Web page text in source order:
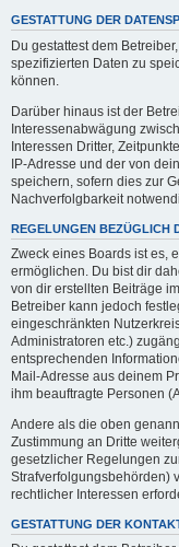
GESTATTUNG DER
Du gestattest dem
spezifizierten Daten zu
können.
Darüber hinaus ist der
Interessenabwägung
Interessen Dritter,
IP-Adresse und der von
speichern, sofern dies zur
Nachverfolgbarkeit
REGELUNGEN BEZÜGLICH
Zweck eines Boards ist es,
ermöglichen. Du bist dir
von dir erstellten Beiträge
Betreiber kann jedoch
eingeschränkten
Administratoren etc.)
entsprechenden
Mail-Adresse aus deinem
ihm beauftragte Personen
Andere als die oben
Zustimmung an Dritte
gesetzlicher Regelungen
Strafverfolgungsbehörden)
rechtlicher Interessen
GESTATTUNG DER